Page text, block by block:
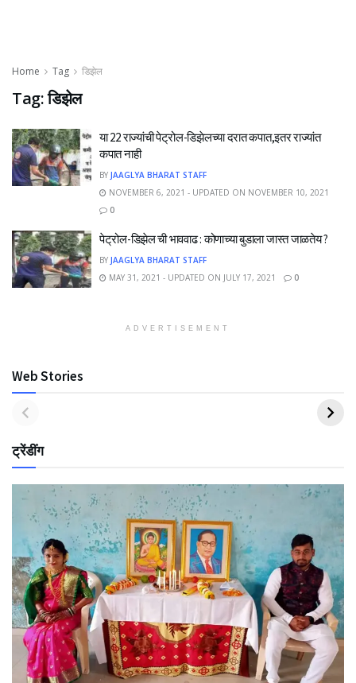
Home Tag डिझेल
Tag:डिझेल
या 22 राज्यांची पेट्रोल-डिझेलच्या दरात कपात,इतर राज्यांत
कपात नाही
BY JAAGLYA BHARAT STAFF
NOVEMBER 6, 2021 - UPDATED ON NOVEMBER 10, 2021
0
पेट्रोल-डिझेल ची भाववाढ : कोणाच्या बुडाला जास्त जाळतेय ?
BY JAAGLYA BHARAT STAFF
MAY 31, 2021 - UPDATED ON JULY 17, 2021
0
ADVERTISEMENT
Web Stories
ट्रेंडींग